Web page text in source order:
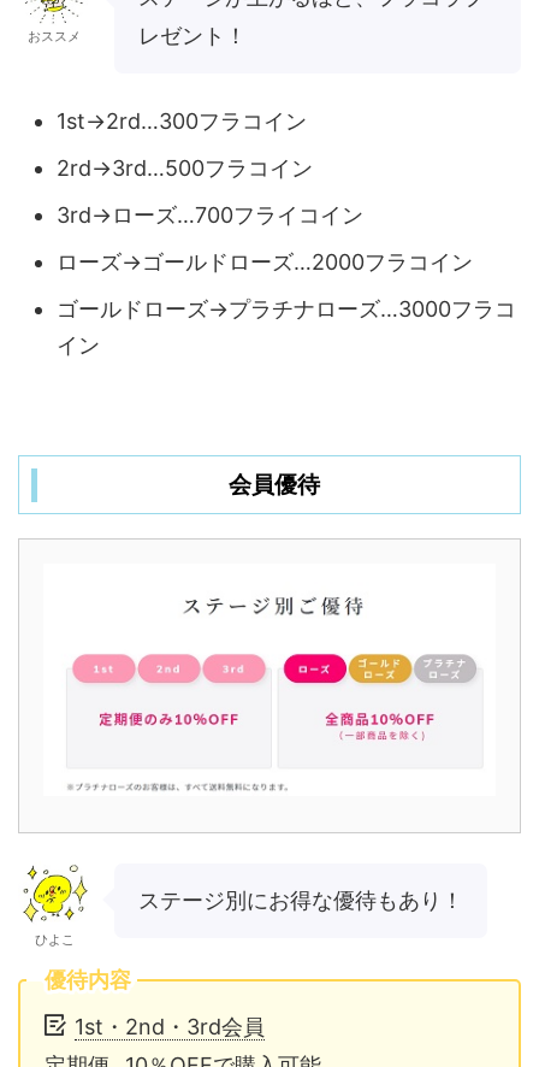
おススメ
レゼント！
1st→2rd…300フラコイン
2rd→3rd…500フラコイン
3rd→ローズ…700フライコイン
ローズ→ゴールドローズ…2000フラコイン
ゴールドローズ→プラチナローズ…3000フラコ
イン
会員優待
ひよこ
ステージ別にお得な優待もあり！
優待内容
1st・2nd・3rd会員